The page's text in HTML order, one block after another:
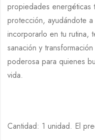
propiedades energéticas
protección, ayudándote
incorporarlo en tu rutina,
sanación y
poderosa para quienes
vida.
Cantidad: 1 unidad. El